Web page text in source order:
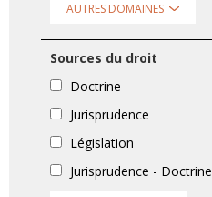
AUTRES DOMAINES
Sources du droit
Doctrine
Jurisprudence
Législation
Jurisprudence - Doctrine